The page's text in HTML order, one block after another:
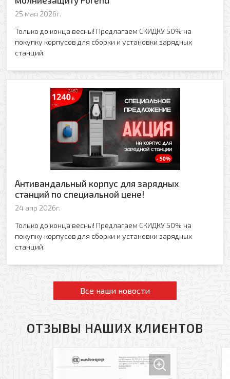
25 мая 2026г.
Только до конца весны! Предлагаем СКИДКУ 50% на
покупку корпусов для сборки и установки зарядных
станций.
Антивандальный корпус для зарядных
станций по специальной цене!
24 апр 2026г.
Только до конца весны! Предлагаем СКИДКУ 50% на
покупку корпусов для сборки и установки зарядных
станций.
Все наши новости
ОТЗЫВЫ НАШИХ КЛИЕНТОВ